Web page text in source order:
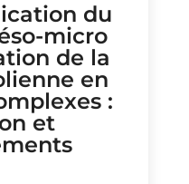
du
micro
de la
en
:
et